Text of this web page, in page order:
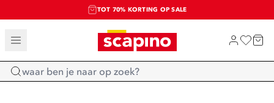
TOT 70% KORTING OP SALE
SALE: LAATSTE KANS!
SHOP NIEUW
Home